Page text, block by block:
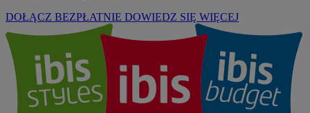
DOŁĄCZ BEZPŁATNIE DOWIEDZ SIĘ WIĘCEJ